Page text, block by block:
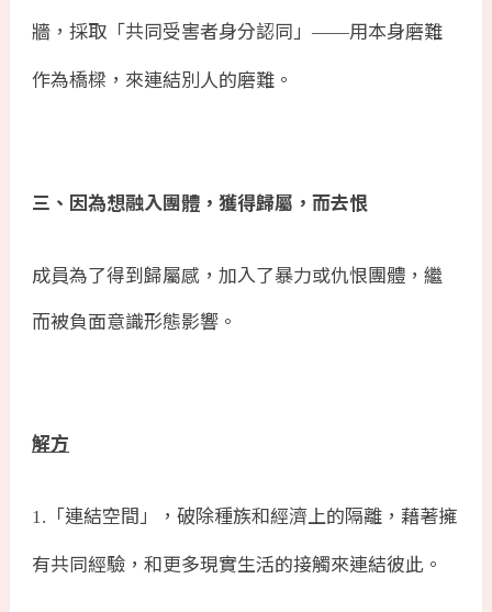
牆，採取「共同受害者身分認同」 ——用本身磨難
作為橋樑，來連結別人的磨難。
三、因為想融入團體，獲得歸屬，而去恨
成員為了得到歸屬感，加入了暴力或仇恨團體，繼
而被負面意識形態影響。
解方
1.
「連結空間」，破除種族和經濟上的隔離，藉著擁
有共同經驗，和更多現實生活的接觸來連結彼此。